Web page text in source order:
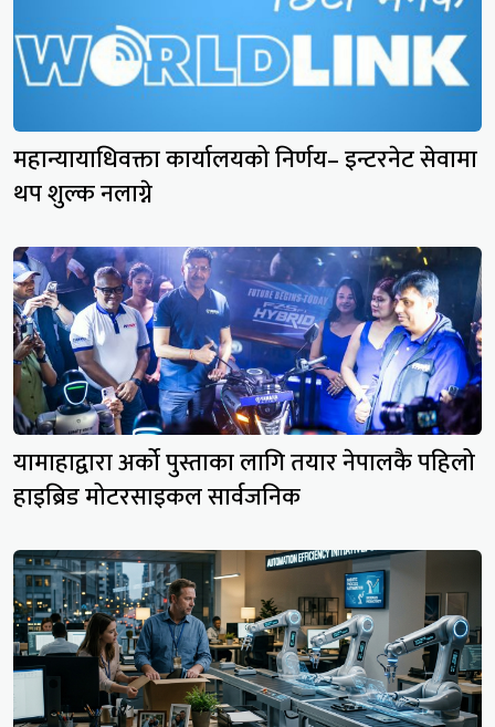
महान्यायाधिवक्ता कार्यालयको निर्णय– इन्टरनेट सेवामा
थप शुल्क नलाग्ने
यामाहाद्वारा अर्को पुस्ताका लागि तयार नेपालकै पहिलो
हाइब्रिड मोटरसाइकल सार्वजनिक